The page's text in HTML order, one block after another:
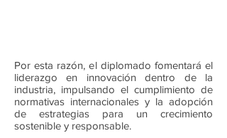
Por esta razón, el diplomado fomentará el
liderazgo en innovación dentro de la
industria, impulsando el cumplimiento de
normativas internacionales y la adopción
de estrategias para un crecimiento
sostenible y responsable.